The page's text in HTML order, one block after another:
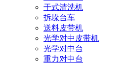
干式清洗机
拆垛台车
送料皮带机
光学对中皮带机
光学对中台
重力对中台